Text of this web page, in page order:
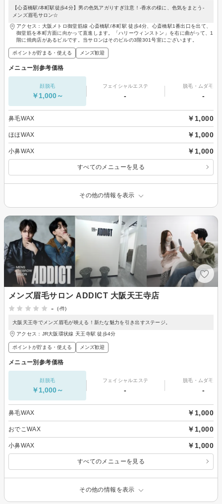
【心斎橋駅/本町駅徒歩4分】男の色気アガりすぎ注意！-香水の様に、色気をまとう-
メンズ眉毛サロン☆
アクセス：大阪メトロ御堂筋線 心斎橋駅/本町駅 徒歩4分、心斎橋駅1番出口を出て、
御堂筋を本町方面に向かって直進します。「ハリーウィンストン」を右に曲がって、1
階に焼肉店があるビルです。当サロンはそのビルの3階301号室にございます。
ポイントが貯まる・使える メンズ歓迎
メニュー別参考価格
顔脱毛
￥1,000～
フェイシャルエステ
-
脱毛・ムダ毛処
-
鼻毛WAX ￥1,000
ほほWAX ￥1,000
小鼻WAX ￥1,000
すべてのメニューを見る
その他の情報を表示
メンズ眉毛サロン ADDICT 大阪天王寺店
-
(-件)
大阪天王寺でメンズ眉毛が映える！新たな魅力を引き出すステージ。
アクセス：JR大阪環状線 天王寺駅 徒歩4分
ポイントが貯まる・使える メンズ歓迎
メニュー別参考価格
顔脱毛
￥1,000～
フェイシャルエステ
-
脱毛・ムダ毛処
-
鼻毛WAX ￥1,000
おでこWAX ￥1,000
小鼻WAX ￥1,000
すべてのメニューを見る
その他の情報を表示